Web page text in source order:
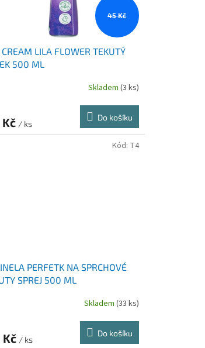
45 Kč
CREAM LILA FLOWER TEKUTÝ
500 ML
Skladem (3 ks)
Kč / ks
Do košíku
PERFETK NA SPRCHOVÉ
SPREJ 500 ML
Skladem (33 ks)
Kč / ks
Do košíku
Kód: T4